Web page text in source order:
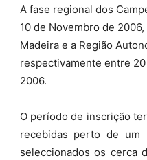
A fase regional dos
10 de Novembro de
Madeira e a Região
respectivamente entre
2006.
O período de inscrição
recebidas perto de um
seleccionados os cerca